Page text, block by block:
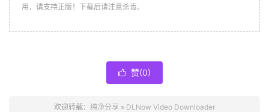
用，请支持正版！下载后请注意杀毒。
 赞(0)
欢迎转载： 纯净分享 » DLNow Video Downloader